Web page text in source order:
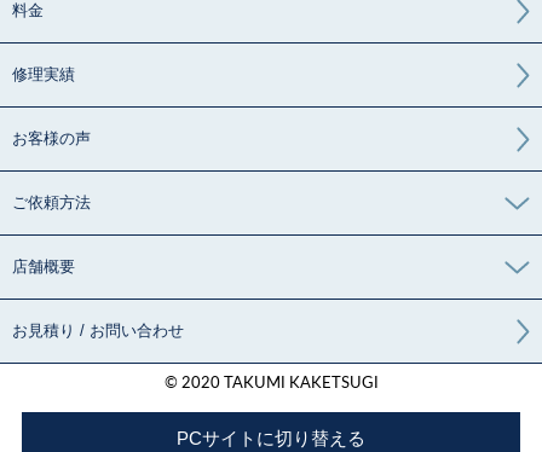
料金
修理実績
お客様の声
ご依頼方法
店舗概要
お見積り / お問い合わせ
© 2020 TAKUMI KAKETSUGI
PCサイトに切り替える